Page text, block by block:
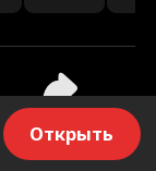
Поделиться
Открыть